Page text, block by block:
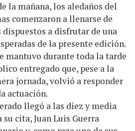
la mañana, los aledaños del
comenzaron a llenarse de
dispuestos a disfrutar de una
de la presente edición.
mantuvo durante toda la tarde
entregado que, pese a la
jornada, volvió a responder
actuación.
llegó a las diez y media
su cita, Juan Luis Guerra